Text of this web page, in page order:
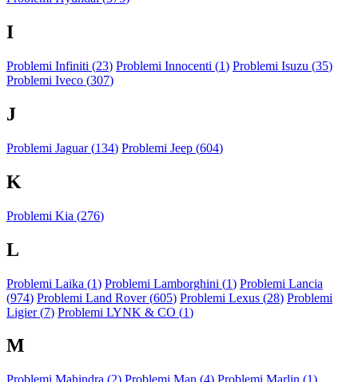
I
Problemi Infiniti (23) Problemi Innocenti (1) Problemi Isuzu (35)
Problemi Iveco (307)
J
Problemi Jaguar (134) Problemi Jeep (604)
K
Problemi Kia (276)
L
Problemi Laika (1) Problemi Lamborghini (1) Problemi Lancia
(974) Problemi Land Rover (605) Problemi Lexus (28) Problemi
Ligier (7) Problemi LYNK & CO (1)
M